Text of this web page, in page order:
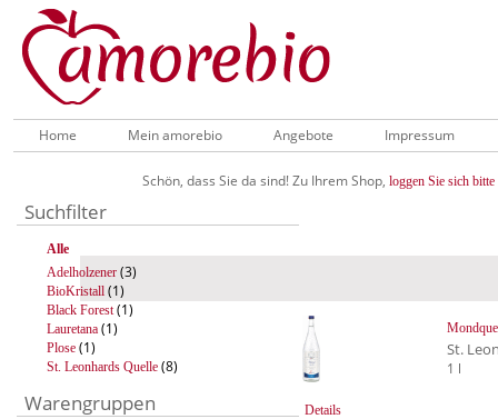
Home Mein amorebio Angebote Impressum
Schön, dass Sie da sind! Zu Ihrem Shop, loggen Sie sich bitte
Suchfilter
Alle
Adelholzener (3)
BioKristall (1)
Black Forest(1)
Lauretana (1)
Plose (1)
St. Leonhards Quelle (8)
Warengruppen Details
St.
1 l